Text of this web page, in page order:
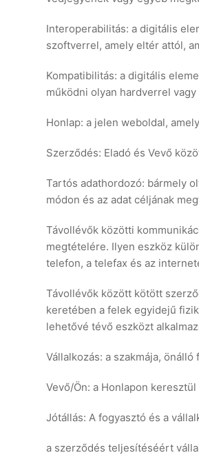
Interoperabilitás: a digitális
szoftverrel, amely eltér attól,
Kompatibilitás: a digitális
működni olyan hardverrel
Honlap: a jelen weboldal,
Szerződés: Eladó és Vevő
Tartós adathordozó: bármely
módon és az adat céljának
Távollévők közötti
megtételére. Ilyen eszköz
telefon, a telefax és az
Távollévők között kötött
keretében a felek egyidejű
lehetővé tévő eszközt
Vállalkozás: a szakmája,
Vevő/Ön: a Honlapon
Jótállás: A fogyasztó és a
a szerződés teljesítéséért